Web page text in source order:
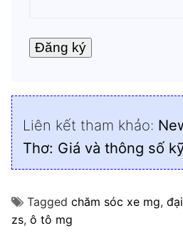
Liên kết tham khảo:
Thơ: Giá và thông số
Tagged chăm sóc xe mg,
zs, ô tô mg